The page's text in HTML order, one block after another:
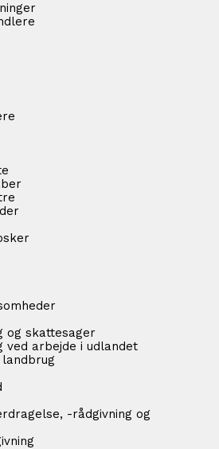
og skattesager
ved arbejde i udlandet
-rådgivning og